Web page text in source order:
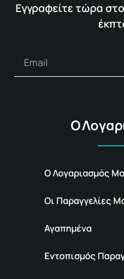
Εγγραφείτε τώρα
Ο
Ο Λογαριασμός
Οι Παραγγελίες
Αγαπημένα
Εντοπισμός